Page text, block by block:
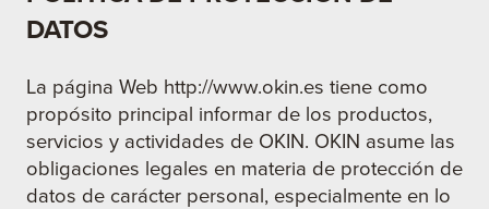
DATOS
La página Web http://www.okin.es tiene como
propósito principal informar de los productos,
servicios y actividades de OKIN. OKIN asume las
obligaciones legales en materia de protección de
datos de carácter personal, especialmente en lo